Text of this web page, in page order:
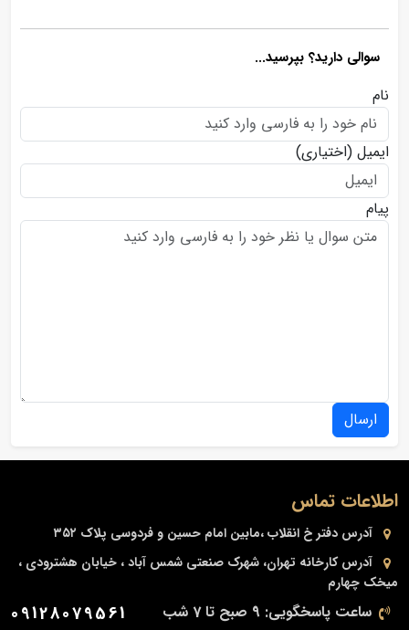
سوالی دارید؟ بپرسید...
نام
ایمیل (اختیاری)
پیام
ارسال
اطلاعات تماس
آدرس دفتر خ انقلاب ،مابین امام حسین و فردوسی پلاک ۳۵۲
آدرس کارخانه تهران، شهرک صنعتی شمس آباد ، خیابان هشترودی ،
میخک چهارم
ساعت پاسخگویی: 9 صبح تا 7 شب 09128079561